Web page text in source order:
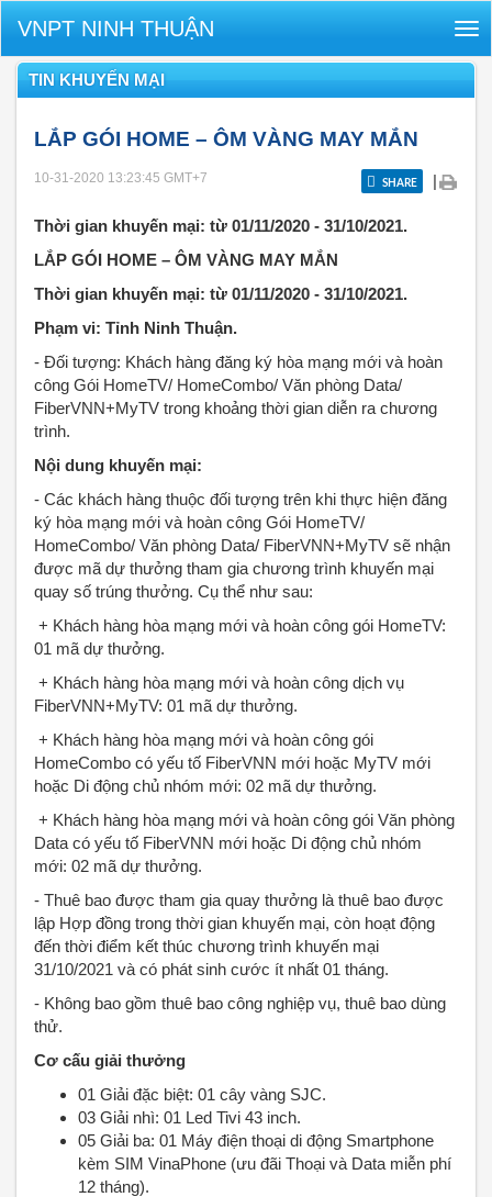
VNPT NINH THUẬN
TIN KHUYẾN MẠI
LẮP GÓI HOME – ÔM VÀNG MAY MẮN
10-31-2020 13:23:45 GMT+7 SHARE |
Thời gian khuyến mại: từ 01/11/2020 - 31/10/2021.
LẮP GÓI HOME – ÔM VÀNG MAY MẮN
Thời gian khuyến mại: từ 01/11/2020 - 31/10/2021.
Phạm vi: Tỉnh Ninh Thuận.
- Đối tượng: Khách hàng đăng ký hòa mạng mới và hoàn
công Gói HomeTV/ HomeCombo/ Văn phòng Data/
FiberVNN+MyTV trong khoảng thời gian diễn ra chương
trình.
Nội dung khuyến mại:
- Các khách hàng thuộc đối tượng trên khi thực hiện đăng
ký hòa mạng mới và hoàn công Gói HomeTV/
HomeCombo/ Văn phòng Data/ FiberVNN+MyTV sẽ nhận
được mã dự thưởng tham gia chương trình khuyến mại
quay số trúng thưởng. Cụ thể như sau:
+ Khách hàng hòa mạng mới và hoàn công gói HomeTV:
01 mã dự thưởng.
+ Khách hàng hòa mạng mới và hoàn công dịch vụ
FiberVNN+MyTV: 01 mã dự thưởng.
+ Khách hàng hòa mạng mới và hoàn công gói
HomeCombo có yếu tố FiberVNN mới hoặc MyTV mới
hoặc Di động chủ nhóm mới: 02 mã dự thưởng.
+ Khách hàng hòa mạng mới và hoàn công gói Văn phòng
Data có yếu tố FiberVNN mới hoặc Di động chủ nhóm
mới: 02 mã dự thưởng.
- Thuê bao được tham gia quay thưởng là thuê bao được
lập Hợp đồng trong thời gian khuyến mại, còn hoạt động
đến thời điểm kết thúc chương trình khuyến mại
31/10/2021 và có phát sinh cước ít nhất 01 tháng.
- Không bao gồm thuê bao công nghiệp vụ, thuê bao dùng
thử.
Cơ cấu giải thưởng
01 Giải đặc biệt: 01 cây vàng SJC.
03 Giải nhì: 01 Led Tivi 43 inch.
05 Giải ba: 01 Máy điện thoại di động Smartphone
kèm SIM VinaPhone (ưu đãi Thoại và Data miễn phí
12 tháng).